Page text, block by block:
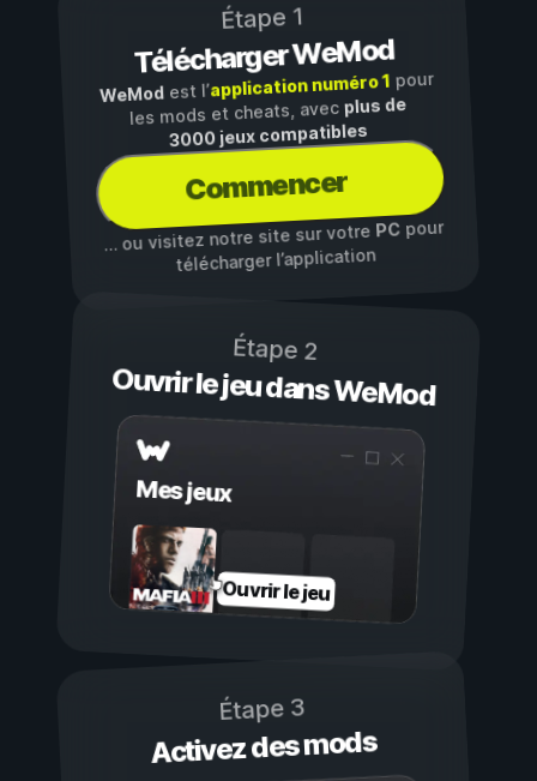
Étape 1
Télécharger WeMod
WeModest l’application numéro 1pour
les mods et cheats, avec plus de
3000 jeux compatibles
Commencer
… ou visitez notre site sur votre PCpour
télécharger l’application
Étape 2
Ouvrir le jeu dans WeMod
Mes jeux
Ouvrir le jeu
Étape 3
Activez des mods